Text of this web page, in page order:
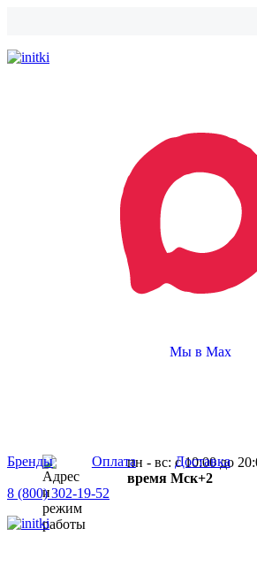
Мы в Max
Бренды Оплата Доставка
8 (800) 302-19-52
пн - вс: с 10:00 до
время Мск+2